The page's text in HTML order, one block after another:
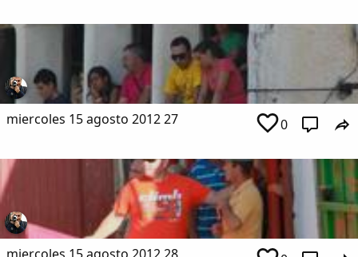
miercoles 15 agosto 2012 27 0